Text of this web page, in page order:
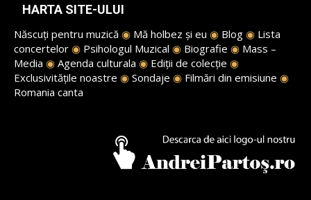
HARTA SITE-ULUI
Născuți pentru muzică ◉ Mă holbez și eu ◉ Blog ◉ Lista
concertelor ◉ Psihologul Muzical ◉ Biografie ◉ Mass –
Media ◉ Agenda culturala ◉ Ediții de colecție ◉
Exclusivitățile noastre ◉ Sondaje ◉ Filmări din emisiune ◉
Romania canta